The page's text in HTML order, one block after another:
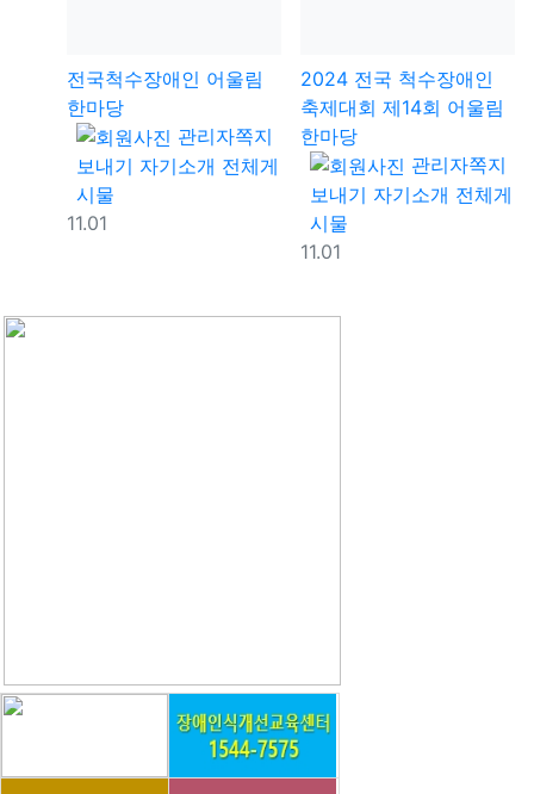
전국척수장애인 어울림
한마당
등록자
관리자쪽지
보내기 자기소개 전체게
시물
등록일
11.01
2024 전국 척수장애인
축제대회 제14회 어울림
한마당
등록자
관리자쪽지
보내기 자기소개 전체게
시물
등록일
11.01